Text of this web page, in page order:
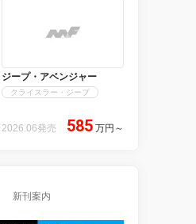
ジープ・アベンジャー
クライスラー・ジープ
2026.06発売 585 万円 ～
新刊案内